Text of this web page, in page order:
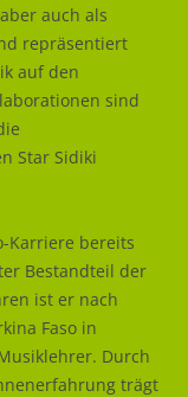
auch als
repräsentiert
auf den
sind
Star Sidiki
Karriere bereits
Bestandteil der
ist er nach
Faso in
Durch
trägt